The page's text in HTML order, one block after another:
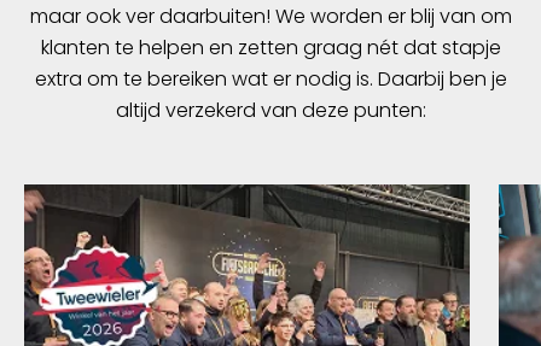
maar ook ver daarbuiten! We worden er blij van om
klanten te helpen en zetten graag nét dat stapje
extra om te bereiken wat er nodig is. Daarbij ben je
altijd verzekerd van deze punten: